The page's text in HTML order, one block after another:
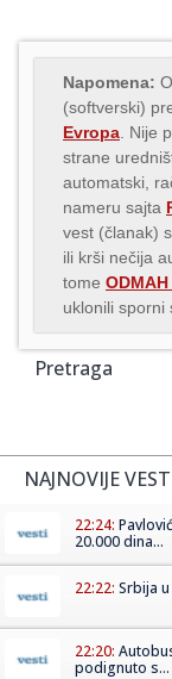
Napomena:
(softverski)
Evropa . Nije
strane
automatski,
nameru sajta
vest (članak)
ili krši nečija
tome
uklonili sporni
Pretraga
NAJNOVIJE
22:24:
20.000 dina...
22:22: Srbija
22:20:
podignuto s...